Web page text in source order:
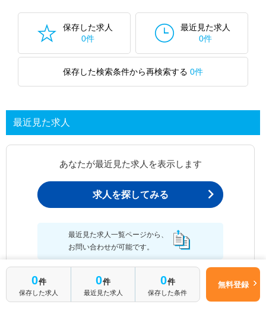
保存した求人
0件
最近見た求人
0件
保存した検索条件から再検索する 0件
最近見た求人
あなたが最近見た求人を表示します
求人を探してみる
最近見た求人一覧ページから、
お問い合わせが可能です。
最近見た求人一覧
0件
保存した求人
0件
最近見た求人
0件
保存した条件
無料登録